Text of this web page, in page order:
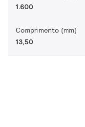
1.600
Comprimento (mm)
13,50